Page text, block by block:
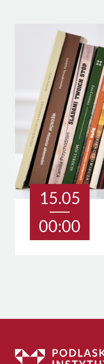
15.05
00:00